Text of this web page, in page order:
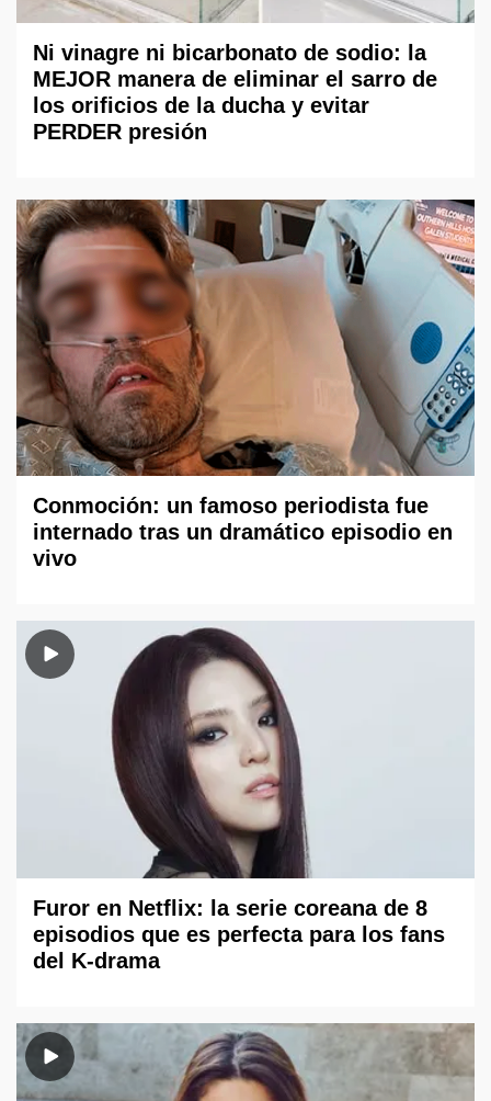
Ni vinagre ni bicarbonato de sodio: la
MEJOR manera de eliminar el sarro de
los orificios de la ducha y evitar
PERDER presión
Conmoción: un famoso periodista fue
internado tras un dramático episodio en
vivo
Furor en Netflix: la serie coreana de 8
episodios que es perfecta para los fans
del K-drama